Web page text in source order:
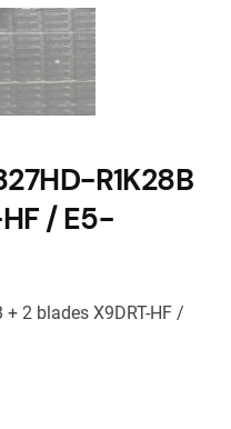
R1K28B
/ E5-
2 blades X9DRT-HF /